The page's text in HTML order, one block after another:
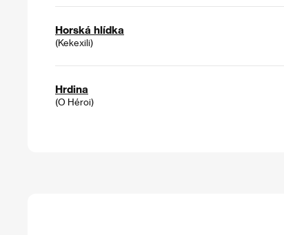
Horská hlídka
(Kekexili)
Hrdina
(O Héroi)